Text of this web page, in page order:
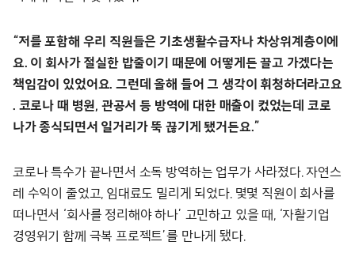
“저를 포함해 우리 직원들은 기초생활수급자나 차상위계층이에
요. 이 회사가 절실한 밥줄이기 때문에 어떻게든 끌고 가겠다는
책임감이 있었어요. 그런데 올해 들어 그 생각이 휘청하더라고요
. 코로나 때 병원, 관공서 등 방역에 대한 매출이 컸었는데 코로
나가 종식되면서 일거리가 뚝 끊기게 됐거든요.”
코로나 특수가 끝나면서 소독 방역하는 업무가 사라졌다. 자연스
레 수익이 줄었고, 임대료도 밀리게 되었다. 몇몇 직원이 회사를
떠나면서 ‘회사를 정리해야 하나’ 고민하고 있을 때, ‘자활기업
경영위기 함께 극복 프로젝트’를 만나게 됐다.